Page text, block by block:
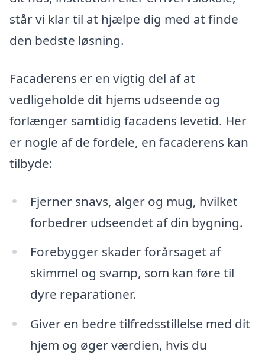
står vi klar til at hjælpe dig med at finde
den bedste løsning.
Facaderens er en vigtig del af at
vedligeholde dit hjems udseende og
forlænger samtidig facadens levetid. Her
er nogle af de fordele, en facaderens kan
tilbyde:
Fjerner snavs, alger og mug, hvilket
forbedrer udseendet af din bygning.
Forebygger skader forårsaget af
skimmel og svamp, som kan føre til
dyre reparationer.
Giver en bedre tilfredsstillelse med dit
hjem og øger værdien, hvis du